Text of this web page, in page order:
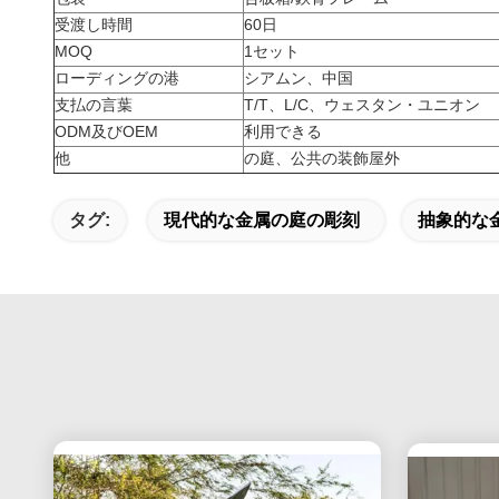
受渡し時間
60日
MOQ
1セット
ローディングの港
シアムン、中国
支払の言葉
T/T、L/C、ウェスタン・ユニオン
ODM及びOEM
利用できる
他
の庭、公共の装飾屋外
タグ: 現代的な金属の庭の彫刻 抽象的な